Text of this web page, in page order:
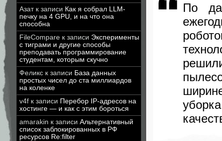
Азатк записи Как я собрал LLM-
печку на 4 GPU, и на что она
способна
FileCompare к записи Эксперименты
с тиграми и другие способы
преподавать программирование
студентам, которым скучно
Феликс к записи База данных
простых чисел до ста миллиардов
на коленке
v4f к записи Перебор IP-адресов на
хостинге — и как с этим бороться
amarakin к записи Альтернативный
список заблокированных в РФ
ресурсов Re:filter
По